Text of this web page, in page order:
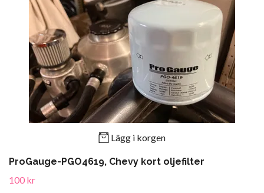
Lägg i korgen
ProGauge-PGO4619, Chevy kort oljefilter
100 kr